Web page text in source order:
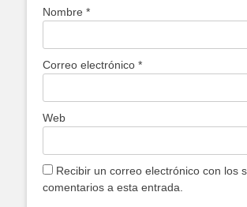
Nombre *
Correo electrónico *
Web
Recibir un correo electrónico con los
comentarios a esta entrada.